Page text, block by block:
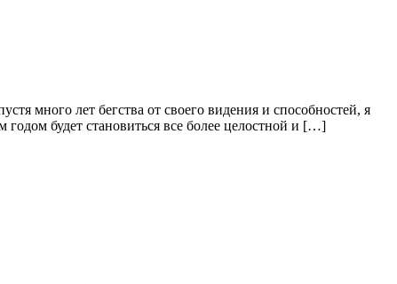
много лет бегства от своего видения и способностей, я
годом будет становиться все более целостной и […]